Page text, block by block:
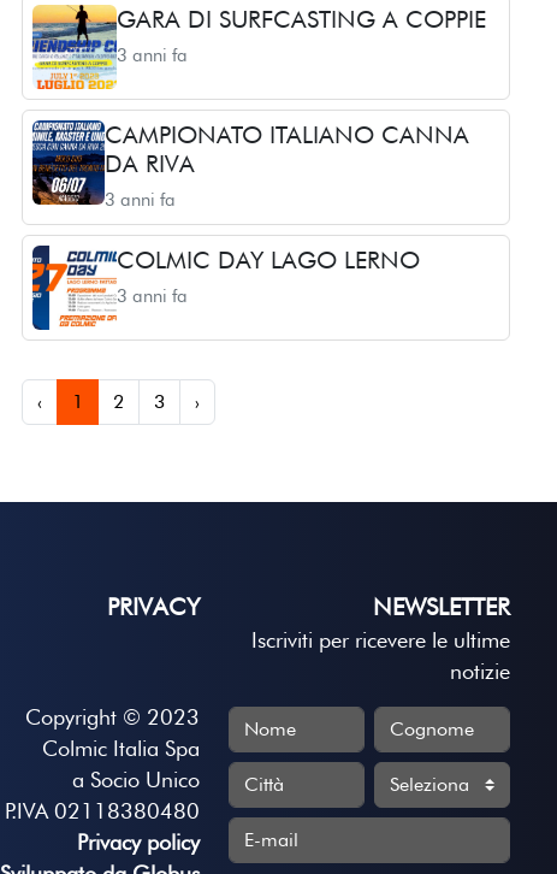
GARA DI SURFCASTING A COPPIE
3 anni fa
CAMPIONATO ITALIANO CANNA
DA RIVA
3 anni fa
COLMIC DAY LAGO LERNO
3 anni fa
‹ 1 2 3 ›
PRIVACY
Copyright © 2023
Colmic Italia Spa
a Socio Unico
P.IVA 02118380480
Privacy policy
NEWSLETTER
Iscriviti per ricevere le ultime
notizie